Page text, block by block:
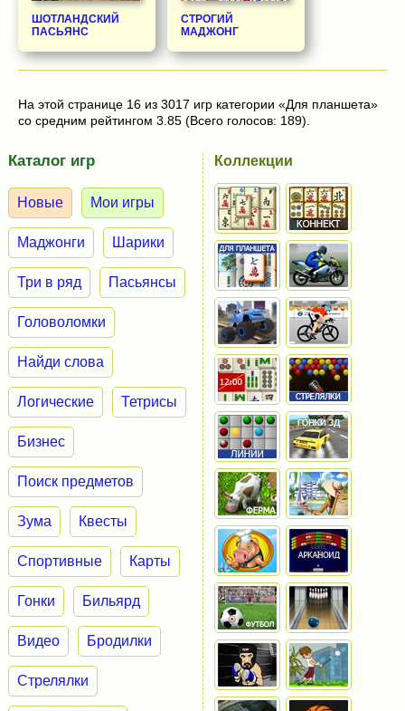
ШОТЛАНДСКИЙ
ПАСЬЯНС
СТРОГИЙ
МАДЖОНГ
На этой странице 16 из 3017 игр категории «Для планшета»
со средним рейтингом 3.85 (Всего голосов: 189).
Каталог игр
Новые Мои игры
Маджонги Шарики
Три в ряд Пасьянсы
Головоломки
Найди слова
Логические Тетрисы
Бизнес
Поиск предметов
Зума Квесты
Спортивные Карты
Гонки Бильярд
Видео Бродилки
Стрелялки
Коллекции